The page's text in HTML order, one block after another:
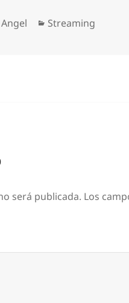
Categorías
Streaming
será publicada. Los